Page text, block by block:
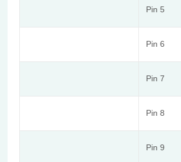
Pin 5
Pin 6
Pin 7
Pin 8
Pin 9